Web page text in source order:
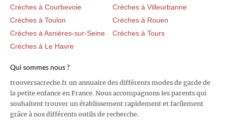
Crèches à Courbevoie
Crèches à Villeurbanne
Crèches à Toulon
Crèches à Rouen
Crèches à Asnières-sur-Seine
Crèches à Tours
Crèches à Le Havre
Qui sommes nous ?
trouversacreche.fr un annuaire des différents modes de garde de
la petite enfance en France. Nous accompagnons les parents qui
souhaitent trouver un établissement rapidement et facilement
grâce à nos différents outils de recherche.